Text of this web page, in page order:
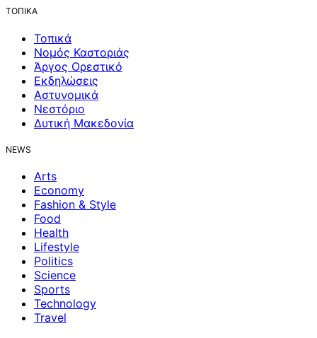
ΤΟΠΙΚΑ
Τοπικά
Νομός Καστοριάς
Άργος Ορεστικό
Εκδηλώσεις
Αστυνομικά
Νεστόριο
Δυτική Μακεδονία
NEWS
Arts
Economy
Fashion & Style
Food
Health
Lifestyle
Politics
Science
Sports
Technology
Travel